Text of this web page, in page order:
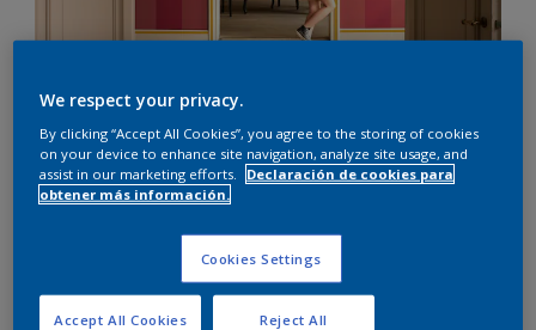
Actualizá un hall de
época con rayas
vibrantes
Rayas anchas en tonos rosa frambuesa dan una
sensación fresca y moderna.
We respect your privacy.
By clicking “Accept All Cookies”, you agree to the storing of cookies
on your device to enhance site navigation, analyze site usage, and
assist in our marketing efforts.
Declaración de cookies para
obtener más información.
Cookies Settings
Reject All
Accept All Cookies